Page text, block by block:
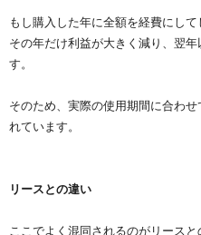
もし購入した年に全額を経費にして
その年だけ利益が大きく減り、翌
す。
そのため、実際の使用期間に合わ
れています。
リースとの違い
ここでよく混同されるのがリースと